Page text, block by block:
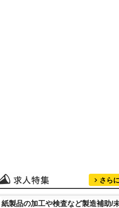
さら
紙製品の加工や検査など製造補助/